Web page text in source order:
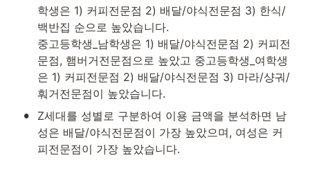
학생은 1) 커피전문점 2) 배달/야식전문점 3) 한식/
백반집 순으로 높았습니다.
중고등학생_남학생은 1) 배달/야식전문점 2) 커피전
문점, 햄버거전문점으로 높았고 중고등학생_여학생
은 1) 커피전문점 2) 배달/야식전문점 3) 마라/샹궈/
훠거전문점이 높았습니다.
•
Z세대를 성별로 구분하여 이용 금액을 분석하면 남
성은 배달/야식전문점이 가장 높았으며, 여성은 커
피전문점이 가장 높았습니다.